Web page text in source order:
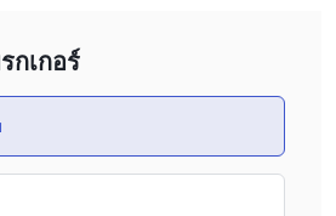
CAPMOREFX เป็นไปได้
สามารถซื้อขายด้วยมาร์จิ้น โดยนายหน้า
สิ่งนี้สามารถขยายผลกำไรที่เป็นไปได้ของ
ะความสูญเสียที่อาจเกิดขึ้นด้วย
กเกอร์